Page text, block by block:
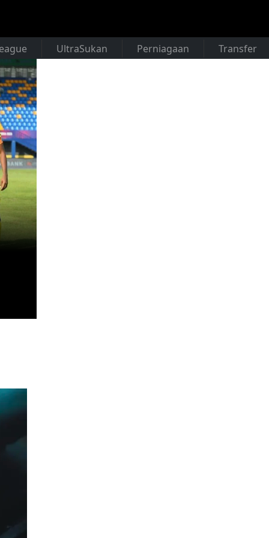
UltraSukan Perniagaan Transfer